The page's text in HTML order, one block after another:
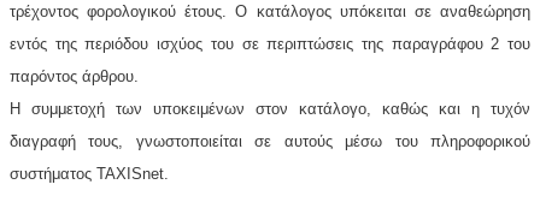
τρέχοντος φορολογικού έτους. Ο κατάλογος υπόκειται σε αναθεώρηση
εντός της περιόδου ισχύος του σε περιπτώσεις της παραγράφου 2 του
παρόντος άρθρου.
Η συμμετοχή των υποκειμένων στον κατάλογο, καθώς και η τυχόν
διαγραφή τους, γνωστοποιείται σε αυτούς μέσω του πληροφορικού
συστήματος TAXISnet.